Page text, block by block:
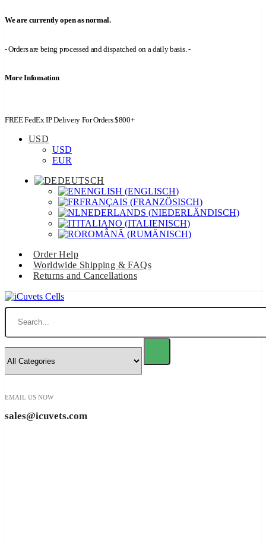
We are currently open as normal.
- Orders are being processed and dispatched on a daily basis. -
More Infomation
FREE FedEx IP Delivery For Orders $800+
USD
USD
EUR
DEUTSCH
ENGLISH (ENGLISCH)
FRANÇAIS (FRANZÖSISCH)
NEDERLANDS (NIEDERLÄNDISCH)
ITALIANO (ITALIENISCH)
ROMÂNĂ (RUMÄNISCH)
Order Help
Worldwide Shipping & FAQs
Returns and Cancellations
Search
EMAIL US NOW
sales@icuvets.com